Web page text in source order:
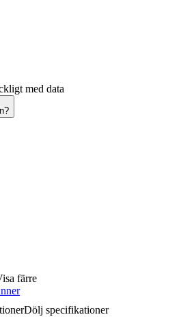
med data
färre
Dölj specifikationer